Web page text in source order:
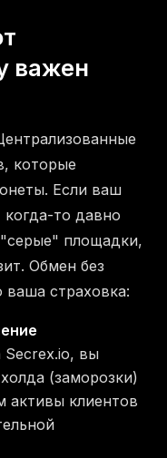
важен
которые
Если ваш
то давно
площадки,
Обмен без
страховка:
Secrex.io, вы
(заморозки)
активы клиентов